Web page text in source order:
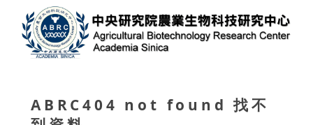
ABRC404 not found 找不